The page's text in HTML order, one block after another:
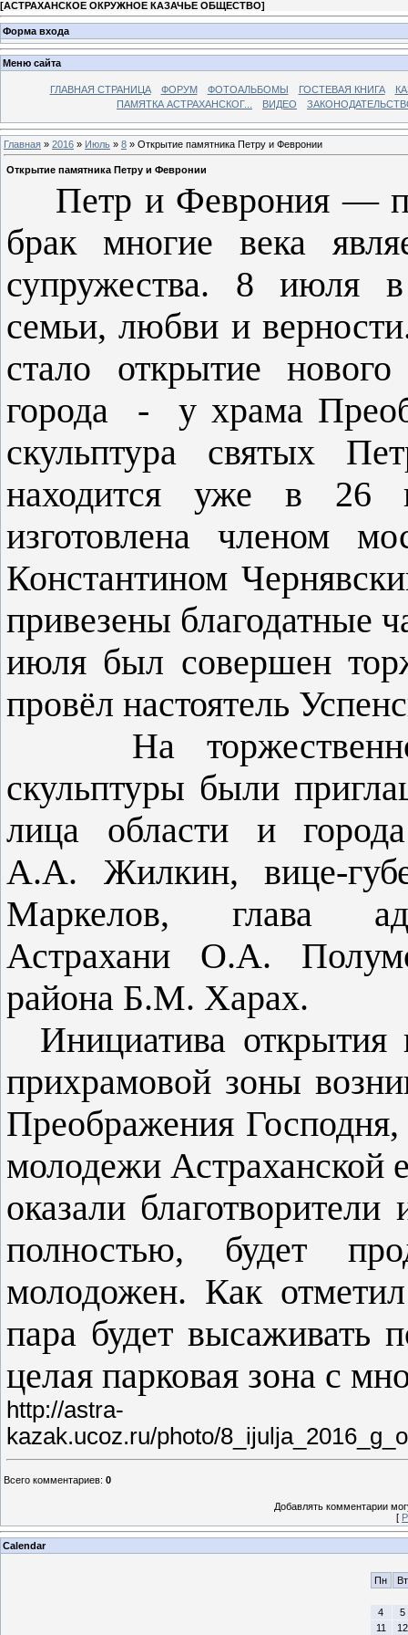
[АСТРАХАНСКОЕ ОКРУЖНОЕ КАЗАЧЬЕ ОБЩЕСТВО]
Форма входа
Меню сайта
ГЛАВНАЯ СТРАНИЦА ФОРУМ ФОТОАЛЬБОМЫ ГОСТЕВАЯ КНИГА
ПАМЯТКА АСТРАХАНСКОГ...
ВИДЕО
Главная » 2016 » Июль » 8 » Открытие памятника Петру и Февронии
Открытие памятника Петру и Февронии
Петр и Феврония —
брак многие века
супружества. 8 июля
семьи, любви и
стало открытие
города - у храма
скульптура святых
находится уже в 26
изготовлена членом
Константином
привезены благодатные
июля был совершен
провёл настоятель
На
скульптуры были
лица области и
А.А. Жилкин, вице-
Маркелов, глава
Астрахани О.А.
района Б.М. Харах.
Инициатива открытия
прихрамовой зоны
Преображения
молодежи Астраханской
оказали
полностью, будет
молодожен. Как
пара будет высаживать
целая парковая зона с
http://astra-
kazak.ucoz.ru/photo/
Всего комментариев: 0
Добавлять комментарии
[
Calendar
Пн Вт
4
5
11
12